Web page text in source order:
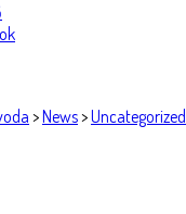
>News>Uncategorized